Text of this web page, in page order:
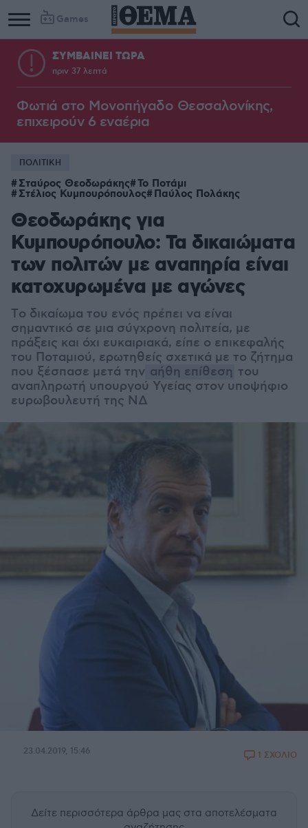
Games
Column
1
Column
2
ΣΥΜΒΑΙΝΕΙ ΤΩΡΑ
πριν 37 λεπτά
Φωτιά στο Μονοπήγαδο Θεσσαλονίκης,
επιχειρούν 6 εναέρια
ΠΟΛΙΤΙΚΗ
Σταύρος Θεοδωράκης Το Ποτάμι
Στέλιος Κυμπουρόπουλος Παύλος Πολάκης
Θεοδωράκης για
Κυμπουρόπουλο: Τα δικαιώματα
των πολιτών με αναπηρία είναι
κατοχυρωμένα με αγώνες
Tο δικαίωμα του ενός πρέπει να είναι
σημαντικό σε μια σύγχρονη πολιτεία, με
πράξεις και όχι ευκαιριακά, είπε ο επικεφαλής
του Ποταμιού, ερωτηθείς σχετικά με το ζήτημα
που ξέσπασε μετά την αήθη επίθεση του
αναπληρωτή υπουργού Υγείας στον υποψήφιο
ευρωβουλευτή της ΝΔ
23.04.2019, 15:46 1 ΣΧΟΛΙΟ
Δείτε περισσότερα άρθρα μας στα αποτελέσματα